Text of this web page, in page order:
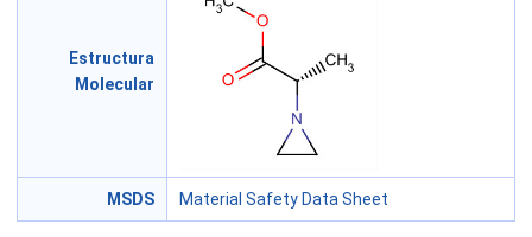
Estructura
Molecular
MSDS Material Safety Data Sheet